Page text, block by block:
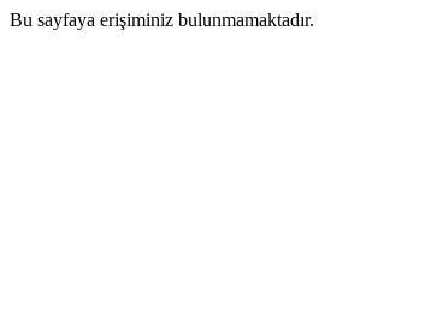
Bu sayfaya erişiminiz bulunmamaktadır.